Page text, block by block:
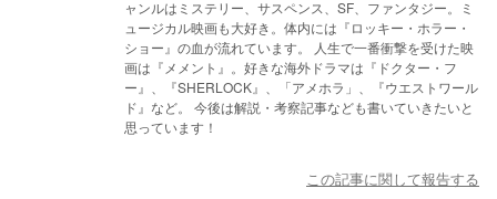
ャンルはミステリー、サスペンス、SF、ファンタジー。ミ
ュージカル映画も大好き。体内には『ロッキー・ホラー・
ショー』の血が流れています。 人生で一番衝撃を受けた映
画は『メメント』。好きな海外ドラマは『ドクター・フ
ー』、『SHERLOCK』、「アメホラ」、『ウエストワール
ド』など。 今後は解説・考察記事なども書いていきたいと
思っています！
この記事に関して報告する